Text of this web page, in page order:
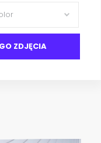
ZDJĘCIA